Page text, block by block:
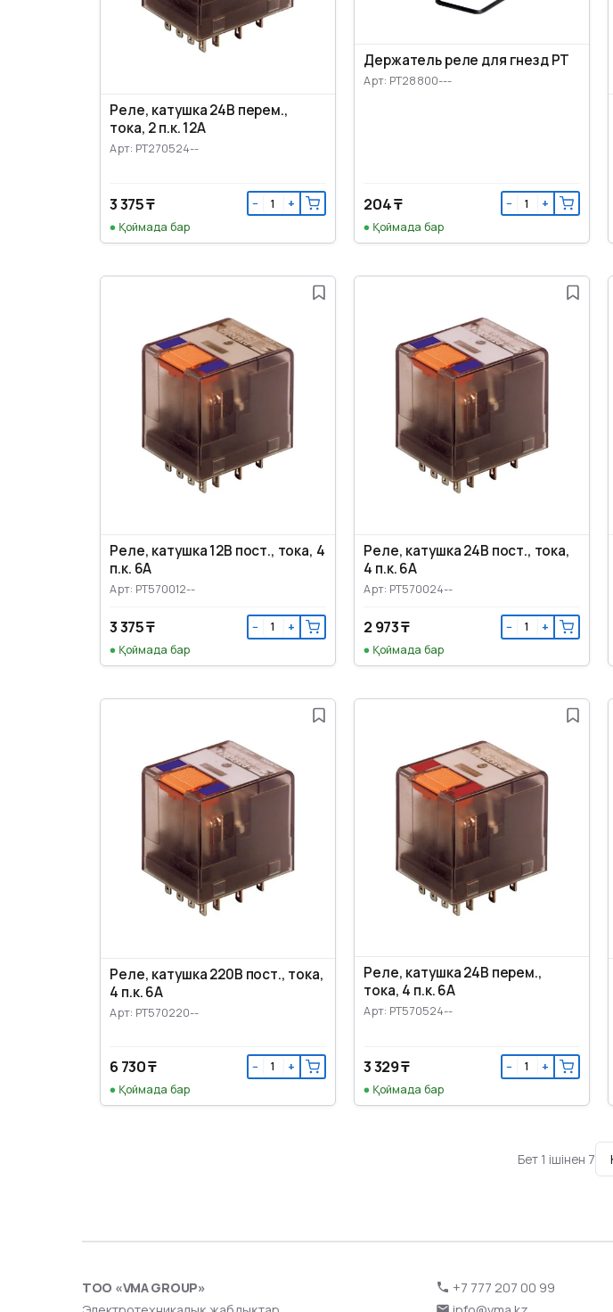
Реле, катушка 24В перем.,
тока, 2 п.к. 12А
Арт: PT270524--
3 375 ₸ − +
Қоймада бар
Держатель реле для гнезд PT
Арт: PT28800---
204 ₸ − +
Қоймада бар
Реле, катушка 12В пост., тока, 4
п.к. 6А
Арт: PT570012--
3 375 ₸ − +
Қоймада бар
Реле, катушка 24В пост., тока,
4 п.к. 6А
Арт: PT570024--
2 973 ₸ − +
Қоймада бар
Реле, катушка 220В пост., тока,
4 п.к. 6А
Арт: PT570220--
6 730 ₸ − +
Қоймада бар
Реле, катушка 24В перем.,
тока, 4 п.к. 6А
Арт: PT570524--
3 329 ₸ − +
Қоймада бар
Бет 1 ішінен 7
ТОО «VMA GROUP»
+7 777 207 00 99